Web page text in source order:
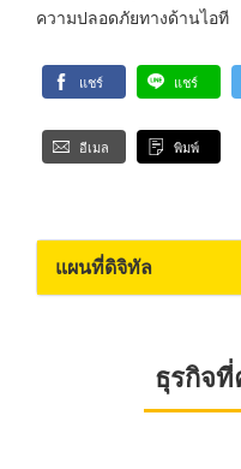
ความปลอดภัยทางด้านไอที
แชร์ แชร์
อีเมล พิมพ์
แผนที่ดิจิทัล
ธุรกิจ